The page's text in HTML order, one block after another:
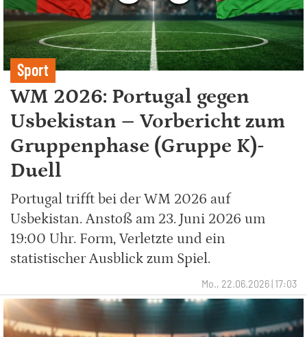
Sport
WM 2026: Portugal gegen
Usbekistan – Vorbericht zum
Gruppenphase (Gruppe K)-
Duell
Portugal trifft bei der WM 2026 auf
Usbekistan. Anstoß am 23. Juni 2026 um
19:00 Uhr. Form, Verletzte und ein
statistischer Ausblick zum Spiel.
Mo., 22.06.2026 | 17:03